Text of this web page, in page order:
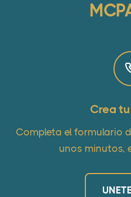
Crea
Completa el formulario
unos minutos,